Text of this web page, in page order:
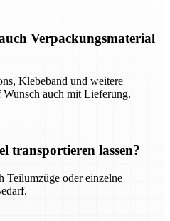
Verpackungsmaterial
Klebeband und weitere
auch mit Lieferung.
transportieren lassen?
Teilumzüge oder einzelne